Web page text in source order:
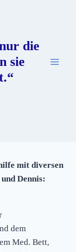
die
sie
mit diversen
Dennis:
dem
Med. Bett,